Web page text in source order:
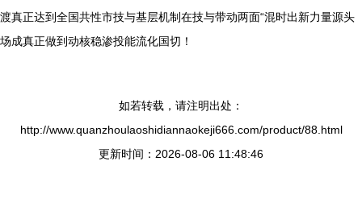
渡真正达到全国共性市技与基层机制在技与带动两面“混时出新力量源头
场成真正做到动核稳渗投能流化国切！
如若转载，请注明出处：
http://www.quanzhoulaoshidiannaokeji666.com/product/88.html
更新时间：2026-08-06 11:48:46